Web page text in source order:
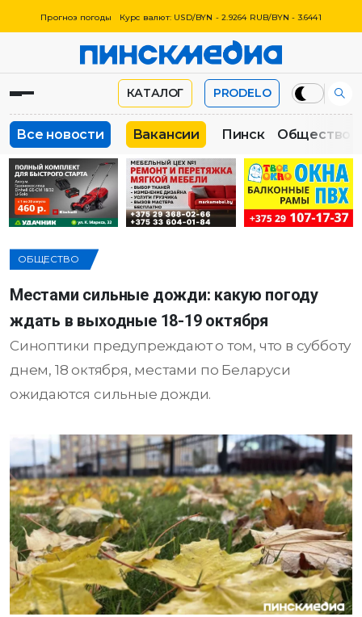
Прогноз погоды Курс валют: USD/BYN - 2.9264 RUB/BYN - 3.6441
КАТАЛОГ PRODELO
Все новости Вакансии Пинск Общество
ОБЩЕСТВО
Местами сильные дожди: какую погоду
ждать в выходные 18-19 октября
Синоптики предупреждают о том, что в субботу
днем, 18 октября, местами по Беларуси
ожидаются сильные дожди.